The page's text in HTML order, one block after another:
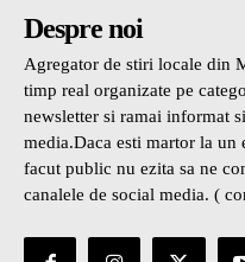
Despre noi
Agregator de stiri locale din
timp real organizate pe
newsletter si ramai informat
media.Daca esti martor la un
facut public nu ezita sa ne
canalele de social media. (